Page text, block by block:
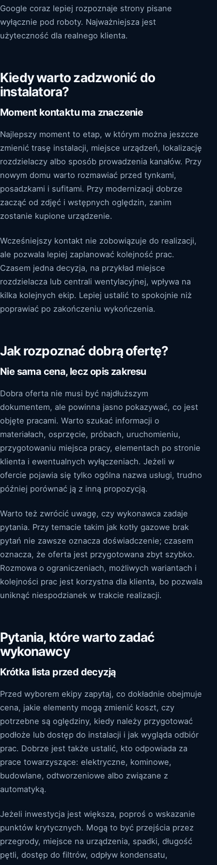
Google coraz lepiej rozpoznaje strony pisane
wyłącznie pod roboty. Najważniejsza jest
użyteczność dla realnego klienta.
Kiedy warto zadzwonić do
instalatora?
Moment kontaktu ma znaczenie
Najlepszy moment to etap, w którym można jeszcze
zmienić trasę instalacji, miejsce urządzeń, lokalizację
rozdzielaczy albo sposób prowadzenia kanałów. Przy
nowym domu warto rozmawiać przed tynkami,
posadzkami i sufitami. Przy modernizacji dobrze
zacząć od zdjęć i wstępnych oględzin, zanim
zostanie kupione urządzenie.
Wcześniejszy kontakt nie zobowiązuje do realizacji,
ale pozwala lepiej zaplanować kolejność prac.
Czasem jedna decyzja, na przykład miejsce
rozdzielacza lub centrali wentylacyjnej, wpływa na
kilka kolejnych ekip. Lepiej ustalić to spokojnie niż
poprawiać po zakończeniu wykończenia.
Jak rozpoznać dobrą ofertę?
Nie sama cena, lecz opis zakresu
Dobra oferta nie musi być najdłuższym
dokumentem, ale powinna jasno pokazywać, co jest
objęte pracami. Warto szukać informacji o
materiałach, osprzęcie, próbach, uruchomieniu,
przygotowaniu miejsca pracy, elementach po stronie
klienta i ewentualnych wyłączeniach. Jeżeli w
ofercie pojawia się tylko ogólna nazwa usługi, trudno
później porównać ją z inną propozycją.
Warto też zwrócić uwagę, czy wykonawca zadaje
pytania. Przy temacie takim jak kotły gazowe brak
pytań nie zawsze oznacza doświadczenie; czasem
oznacza, że oferta jest przygotowana zbyt szybko.
Rozmowa o ograniczeniach, możliwych wariantach i
kolejności prac jest korzystna dla klienta, bo pozwala
uniknąć niespodzianek w trakcie realizacji.
Pytania, które warto zadać
wykonawcy
Krótka lista przed decyzją
Przed wyborem ekipy zapytaj, co dokładnie obejmuje
cena, jakie elementy mogą zmienić koszt, czy
potrzebne są oględziny, kiedy należy przygotować
podłoże lub dostęp do instalacji i jak wygląda odbiór
prac. Dobrze jest także ustalić, kto odpowiada za
prace towarzyszące: elektryczne, kominowe,
budowlane, odtworzeniowe albo związane z
automatyką.
Jeżeli inwestycja jest większa, poproś o wskazanie
punktów krytycznych. Mogą to być przejścia przez
przegrody, miejsce na urządzenia, spadki, długość
pętli, dostęp do filtrów, odpływ kondensatu,